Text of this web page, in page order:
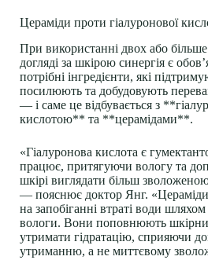
Цераміди проти гіалуронової
При використанні двох або більше
догляді за шкірою синергія є
потрібні інгредієнти, які
посилюють та добудовують
— і саме це відбувається з
кислотою** та **церамідами**.
«Гіалуронова кислота є
працює, притягуючи вологу та
шкірі виглядати більш
— пояснює доктор Янг. «Цераміди
на запобіганні втраті води шляхом
вологи. Вони поповнюють
утримати гідратацію, сприяючи
утриманню, а не миттєвому